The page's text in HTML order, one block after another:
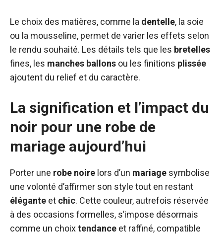
Le choix des matières, comme la dentelle, la soie
ou la mousseline, permet de varier les effets selon
le rendu souhaité. Les détails tels que les bretelles
fines, les manches ballons ou les finitions plissée
ajoutent du relief et du caractère.
La signification et l’impact du
noir pour une robe de
mariage aujourd’hui
Porter une robe noire lors d’un mariage symbolise
une volonté d’affirmer son style tout en restant
élégante et chic. Cette couleur, autrefois réservée
à des occasions formelles, s’impose désormais
comme un choixtendance et raffiné, compatible